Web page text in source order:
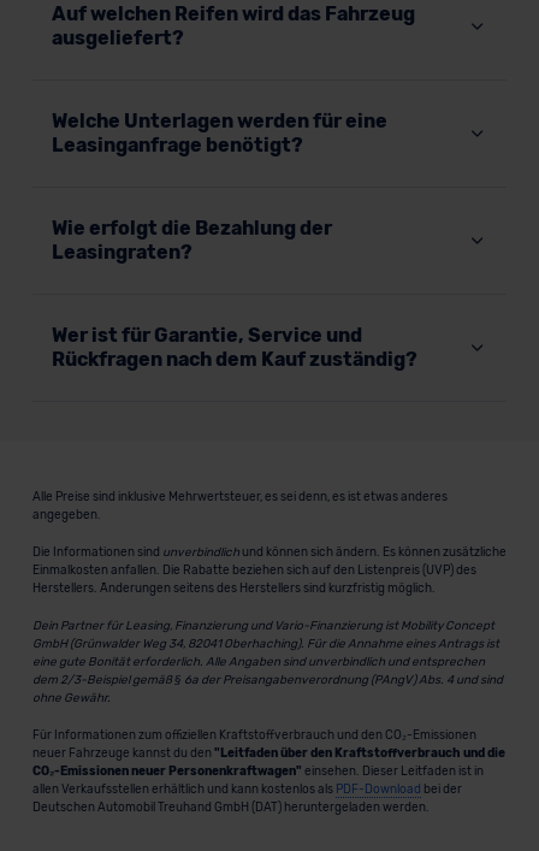
Auf welchen Reifen wird das Fahrzeug
ausgeliefert?
Welche Unterlagen werden für eine
Leasinganfrage benötigt?
Wie erfolgt die Bezahlung der
Leasingraten?
Wer ist für Garantie, Service und
Rückfragen nach dem Kauf zuständig?
Alle Preise sind inklusive Mehrwertsteuer, es sei denn, es ist etwas anderes
angegeben.
Die Informationen sind unverbindlichund können sich ändern. Es können zusätzliche
Einmalkosten anfallen. Die Rabatte beziehen sich auf den Listenpreis (UVP) des
Herstellers. Änderungen seitens des Herstellers sind kurzfristig möglich.
Dein Partner für Leasing, Finanzierung und Vario-Finanzierung ist Mobility Concept
GmbH (Grünwalder Weg 34, 82041 Oberhaching). Für die Annahme eines Antrags ist
eine gute Bonität erforderlich. Alle Angaben sind unverbindlich und entsprechen
dem 2/3-Beispiel gemäß § 6a der Preisangabenverordnung (PAngV) Abs. 4 und sind
ohne Gewähr.
Für Informationen zum offiziellen Kraftstoffverbrauch und den CO₂-Emissionen
neuer Fahrzeuge kannst du den "Leitfaden über den Kraftstoffverbrauch und die
CO₂-Emissionen neuer Personenkraftwagen" einsehen. Dieser Leitfaden ist in
allen Verkaufsstellen erhältlich und kann kostenlos als PDF-Download bei der
Deutschen Automobil Treuhand GmbH (DAT) heruntergeladen werden.